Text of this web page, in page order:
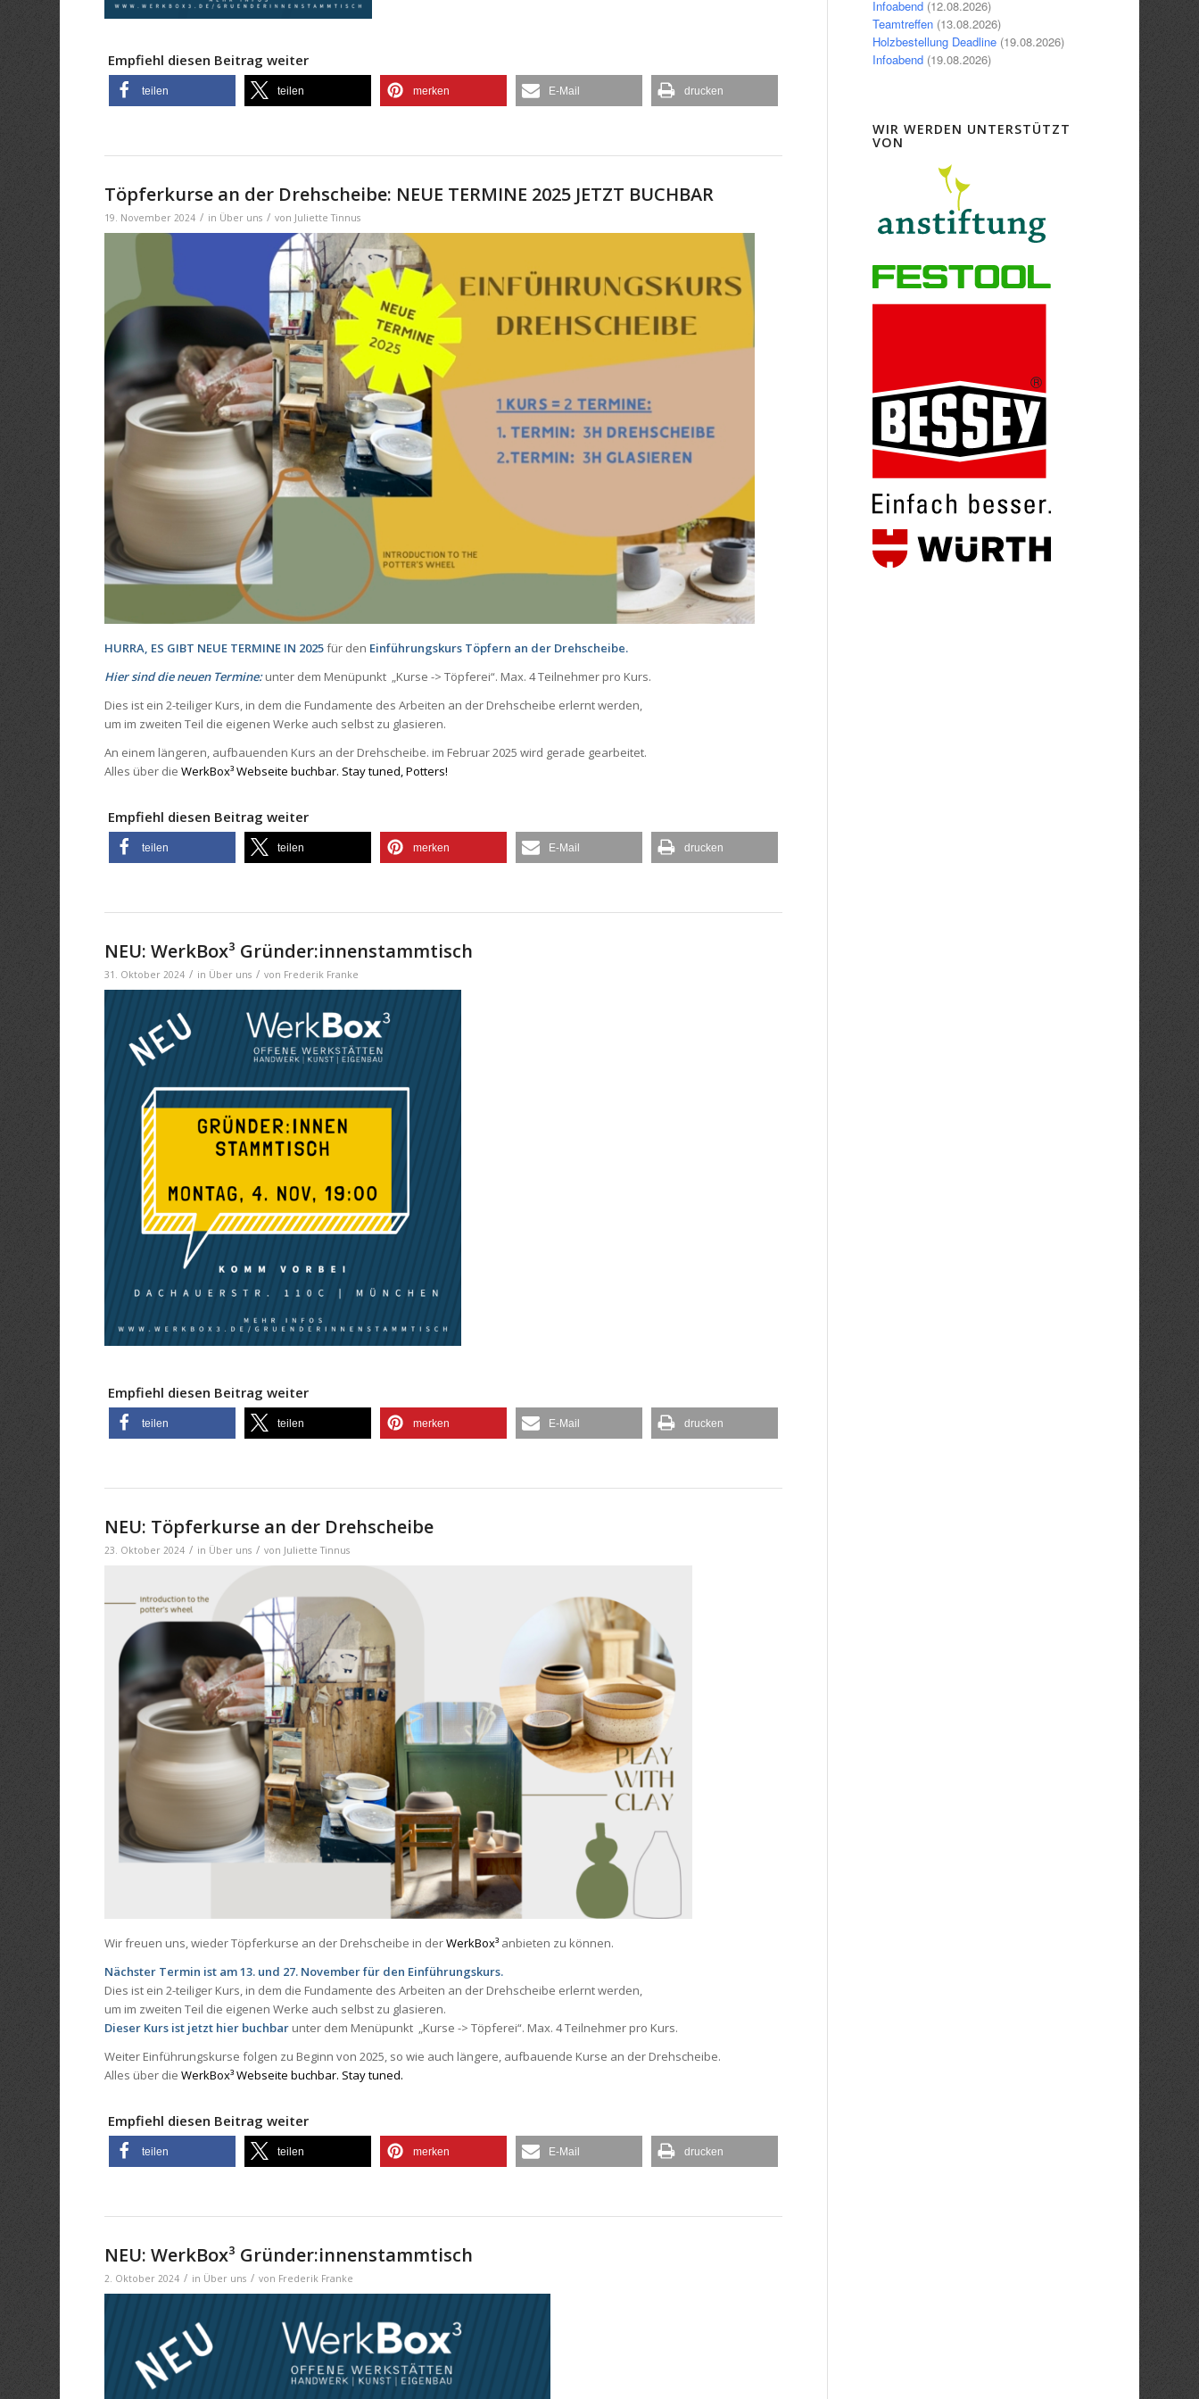
Empfiehl diesen Beitrag weiter
teilen teilen merken E-Mail drucken
Töpferkurse an der Drehscheibe: NEUE TERMINE 2025 JETZT BUCHBAR
19. November 2024 / in Über uns / von Juliette Tinnus
HURRA, ES GIBT NEUE TERMINE IN 2025für den Einführungskurs Töpfern an der Drehscheibe.
Hier sind die neuen Termine: unter dem Menüpunkt „Kurse -> Töpferei“. Max. 4 Teilnehmer pro Kurs.
Dies ist ein 2-teiliger Kurs, in dem die Fundamente des Arbeiten an der Drehscheibe erlernt werden,
um im zweiten Teil die eigenen Werke auch selbst zu glasieren.
An einem längeren, aufbauenden Kurs an der Drehscheibe. im Februar 2025 wird gerade gearbeitet.
Alles über dieWerkBox³ Webseite buchbar. Stay tuned, Potters!
Empfiehl diesen Beitrag weiter
teilen teilen merken E-Mail drucken
NEU: WerkBox³ Gründer:innenstammtisch
31. Oktober 2024 / in Über uns / von Frederik Franke
Empfiehl diesen Beitrag weiter
teilen teilen merken E-Mail drucken
NEU: Töpferkurse an der Drehscheibe
23. Oktober 2024 / in Über uns / von Juliette Tinnus
Wir freuen uns, wieder Töpferkurse an der Drehscheibe in derWerkBox³ anbieten zu können.
Nächster Termin ist am 13. und 27. November für den Einführungskurs.
Dies ist ein 2-teiliger Kurs, in dem die Fundamente des Arbeiten an der Drehscheibe erlernt werden,
um im zweiten Teil die eigenen Werke auch selbst zu glasieren.
Dieser Kurs ist jetzt hier buchbar unter dem Menüpunkt „Kurse -> Töpferei“. Max. 4 Teilnehmer pro Kurs.
Weiter Einführungskurse folgen zu Beginn von 2025, so wie auch längere, aufbauende Kurse an der Drehscheibe.
Alles über dieWerkBox³ Webseite buchbar. Stay tuned.
Empfiehl diesen Beitrag weiter
teilen teilen merken E-Mail drucken
NEU: WerkBox³ Gründer:innenstammtisch
2. Oktober 2024 / in Über uns / von Frederik Franke
Infoabend (12.08.2026)
Teamtreffen (13.08.2026)
Holzbestellung Deadline (19.08.2026)
Infoabend (19.08.2026)
WIR WERDEN UNTERSTÜTZT
VON